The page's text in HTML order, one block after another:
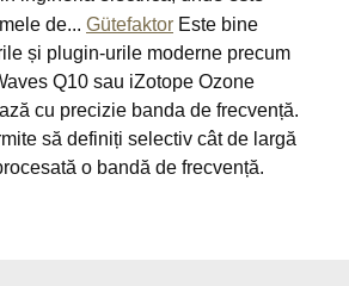
de... Gütefaktor Este bine
și plugin-urile moderne precum
Q10 sau iZotope Ozone
cu precizie banda de frecvență.
să definiți selectiv cât de largă
o bandă de frecvență.